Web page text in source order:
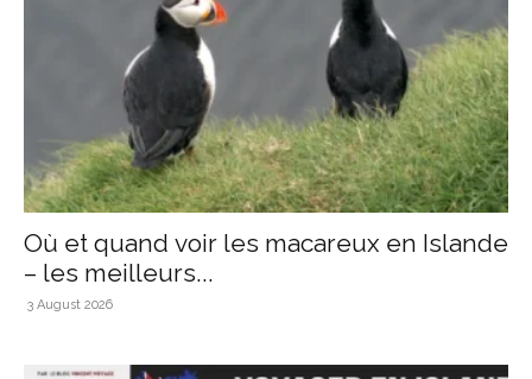
Où et quand voir les macareux en Islande
– les meilleurs...
3 August 2026